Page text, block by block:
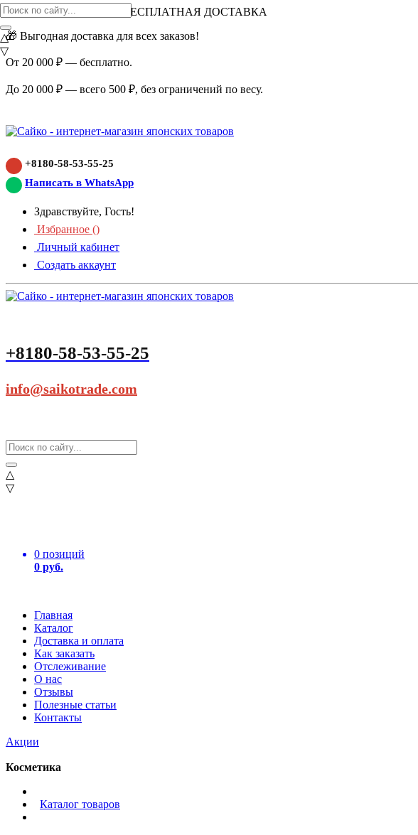
ВНИМАНИЕ АКЦИЯ!
БЕСПЛАТНАЯ ДОСТАВКА
🎁 Выгодная доставка для всех заказов!
От 20 000 ₽ — бесплатно.
До 20 000 ₽ — всего 500 ₽, без ограничений по весу.
+8180-58-53-55-25
Написать в WhatsApp
Здравствуйте, Гость!
Избранное ()
Личный кабинет
Создать аккаунт
+8180-58-53-55-25
info@saikotrade.com
△
▽
0 позиций
0 руб.
Главная
Каталог
Доставка и оплата
Как заказать
Отслеживание
О нас
Отзывы
Полезные статьи
Контакты
Акции
△
▽
Косметика
Каталог товаров